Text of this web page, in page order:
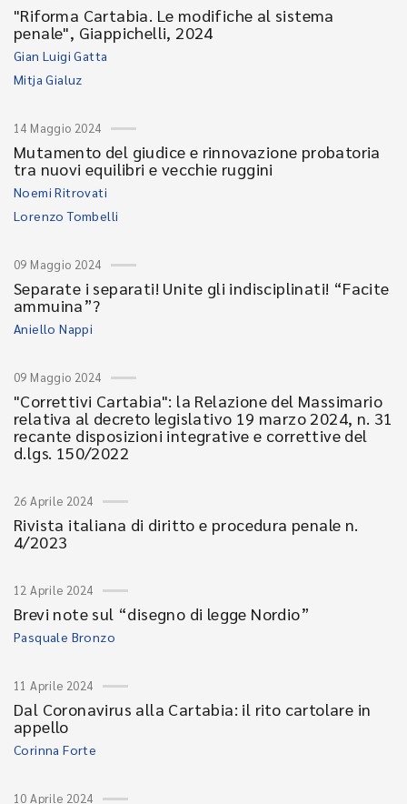
"Riforma Cartabia. Le modifiche al sistema
penale", Giappichelli, 2024
Gian Luigi Gatta
Mitja Gialuz
14 Maggio 2024
Mutamento del giudice e rinnovazione probatoria
tra nuovi equilibri e vecchie ruggini
Noemi Ritrovati
Lorenzo Tombelli
09 Maggio 2024
Separate i separati! Unite gli indisciplinati! “Facite
ammuina”?
Aniello Nappi
09 Maggio 2024
"Correttivi Cartabia": la Relazione del Massimario
relativa al decreto legislativo 19 marzo 2024, n. 31
recante disposizioni integrative e correttive del
d.lgs. 150/2022
26 Aprile 2024
Rivista italiana di diritto e procedura penale n.
4/2023
12 Aprile 2024
Brevi note sul “disegno di legge Nordio”
Pasquale Bronzo
11 Aprile 2024
Dal Coronavirus alla Cartabia: il rito cartolare in
appello
Corinna Forte
10 Aprile 2024